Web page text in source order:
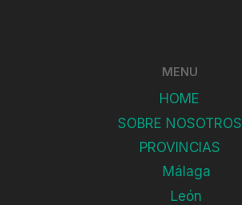
MENU
HOME
SOBRE NOSOTROS
PROVINCIAS
Málaga
León